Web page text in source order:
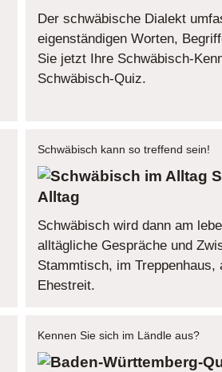
Der schwäbische Dialekt
eigenständigen Worten,
Sie jetzt Ihre Schwäbisch-
Schwäbisch-Quiz.
Schwäbisch kann so treffend sein!
Alltag
Schwäbisch wird dann am
alltägliche Gespräche und
Stammtisch, im Treppenhaus,
Ehestreit.
Kennen Sie sich im Ländle aus?